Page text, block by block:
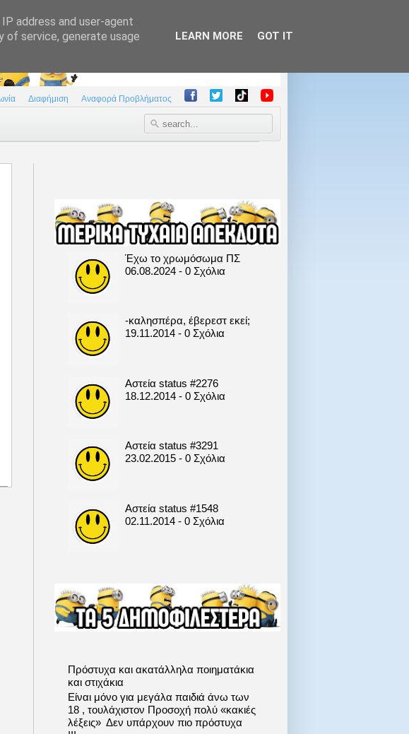
Διαφήμιση Αναφορά Προβλήματος
Έχω το χρωμόσωμα ΠΣ
06.08.2024 - 0 Σχόλια
-καλησπέρα, έβερεστ εκεί;
19.11.2014 - 0 Σχόλια
Αστεία status #2276
18.12.2014 - 0 Σχόλια
Αστεία status #3291
23.02.2015 - 0 Σχόλια
Αστεία status #1548
02.11.2014 - 0 Σχόλια
Πρόστυχα και ακατάλληλα ποιηματάκια
και στιχάκια
Είναι μόνο για μεγάλα παιδιά άνω των
18 , τουλάχιστον Προσοχή πολύ «κακιές
λέξεις» Δεν υπάρχουν πιο πρόστυχα
address and user-agent
of service, generate usage
LEARN MORE GOT IT